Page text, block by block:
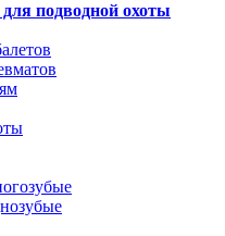
подводной охоты